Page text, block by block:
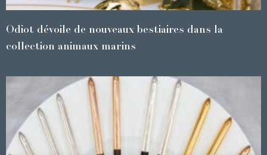
Odiot dévoile de nouveaux bestiaires dans la
collection animaux marins